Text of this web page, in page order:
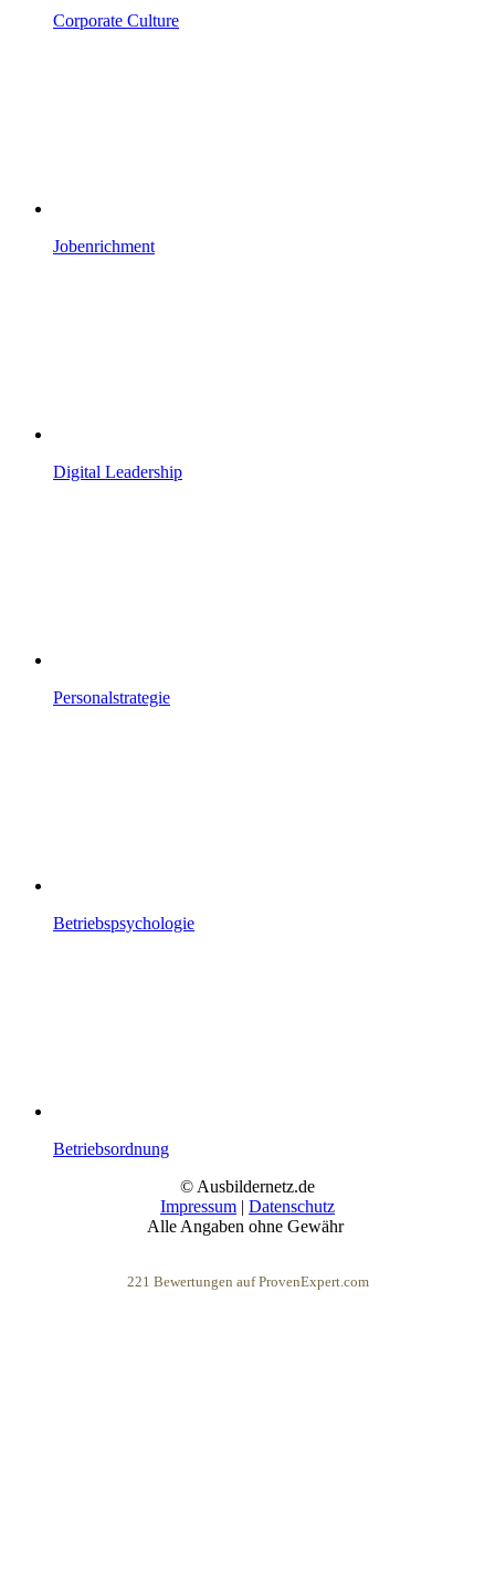
Corporate Culture
Jobenrichment
Digital Leadership
Personalstrategie
Betriebspsychologie
Betriebsordnung
© Ausbildernetz.de
Impressum | Datenschutz
Alle Angaben ohne Gewähr
221 Bewertungen auf ProvenExpert.com